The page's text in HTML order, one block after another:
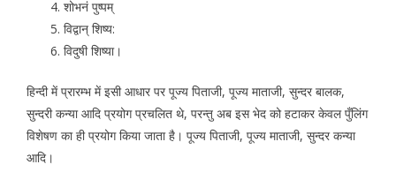
शोभनं पुष्पम्
विद्वान् शिष्य:
विदुषी शिष्या।
हिन्दी में प्रारम्भ में इसी आधार पर पूज्य पिताजी, पूज्य माताजी, सुन्दर बालक,
सुन्दरी कन्या आदि प्रयोग प्रचलित थे, परन्तु अब इस भेद को हटाकर केवल पुँलिंग
विशेषण का ही प्रयोग किया जाता है। पूज्य पिताजी, पूज्य माताजी, सुन्दर कन्या
आदि।